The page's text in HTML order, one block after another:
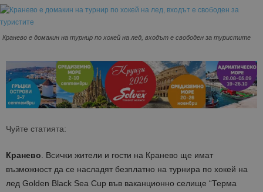
Кранево е домакин на турнир по хокей на лед, входът е свободен за туристите
Чуйте статията:
Кранево. Всички жители и гости на Кранево ще имат
възможност да се насладят безплатно на турнира по хокей на
лед Golden Black Sea Cup във ваканционно селище “Терма